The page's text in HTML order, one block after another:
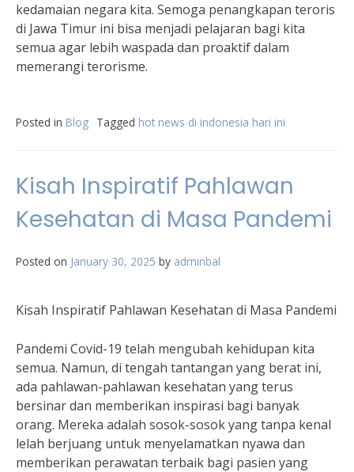
kedamaian negara kita. Semoga penangkapan teroris
di Jawa Timur ini bisa menjadi pelajaran bagi kita
semua agar lebih waspada dan proaktif dalam
memerangi terorisme.
Posted in Blog Tagged hot news di indonesia hari ini
Kisah Inspiratif Pahlawan
Kesehatan di Masa Pandemi
Posted on January 30, 2025 by adminbal
Kisah Inspiratif Pahlawan Kesehatan di Masa Pandemi
Pandemi Covid-19 telah mengubah kehidupan kita
semua. Namun, di tengah tantangan yang berat ini,
ada pahlawan-pahlawan kesehatan yang terus
bersinar dan memberikan inspirasi bagi banyak
orang. Mereka adalah sosok-sosok yang tanpa kenal
lelah berjuang untuk menyelamatkan nyawa dan
memberikan perawatan terbaik bagi pasien yang